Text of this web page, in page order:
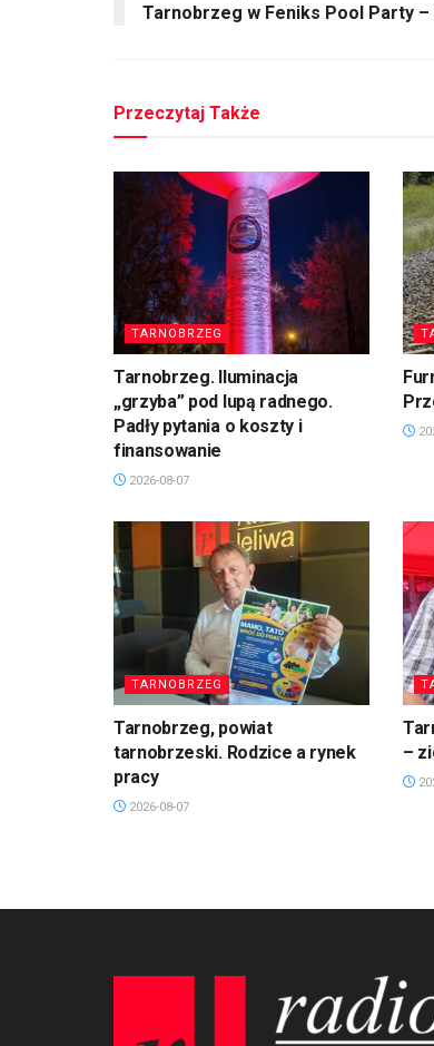
Tarnobrzeg w Feniks Pool Party –
Przeczytaj Także
TARNOBRZEG
Tarnobrzeg. Iluminacja
„grzyba” pod lupą radnego.
Padły pytania o koszty i
finansowanie
2026-08-07
TARNOBRZEG
Tarnobrzeg, powiat
tarnobrzeski. Rodzice a rynek
pracy
2026-08-07
–